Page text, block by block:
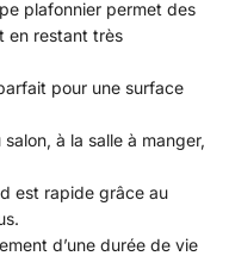
plafonnier permet des
en restant très
pour une surface
à la salle à manger,
est rapide grâce au
d’une durée de vie